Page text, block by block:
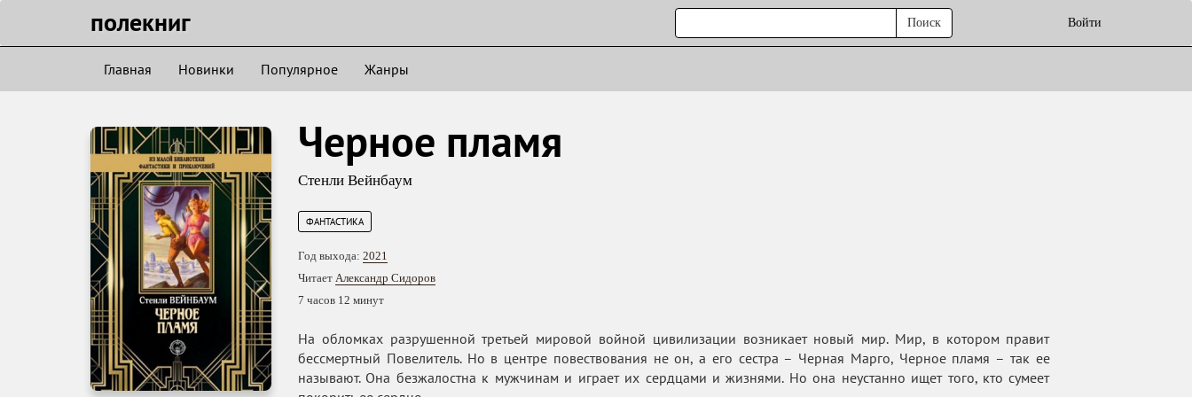
полекниг Войти
Поиск
Главная Новинки Популярное Жанры
Черное пламя
Стенли Вейнбаум
ФАНТАСТИКА
Год выхода: 2021
Читает Александр Сидоров
7 часов 12 минут
На обломках разрушенной третьей мировой войной цивилизации возникает новый мир. Мир, в котором правит
бессмертный Повелитель. Но в центре повествования не он, а его сестра – Черная Марго, Черное пламя – так ее
называют. Она безжалостна к мужчинам и играет их сердцами и жизнями. Но она неустанно ищет того, кто сумеет